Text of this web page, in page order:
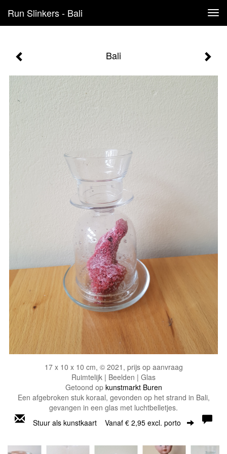
Run Slinkers - Bali
Bali
17 x 10 x 10 cm, © 2021, prijs op aanvraag
Ruimtelijk | Beelden | Glas
Getoond op kunstmarkt Buren
Een afgebroken stuk koraal, gevonden op het strand in Bali,
gevangen in een glas met luchtbelletjes.
Stuur als kunstkaart Vanaf € 2,95 excl. porto